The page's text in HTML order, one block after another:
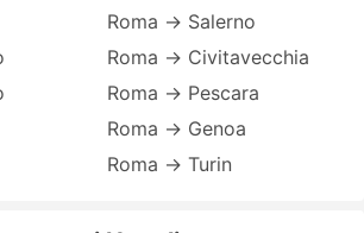
Roma → Salerno
Roma → Civitavecchia
Roma → Pescara
Roma → Genoa
Roma → Turin